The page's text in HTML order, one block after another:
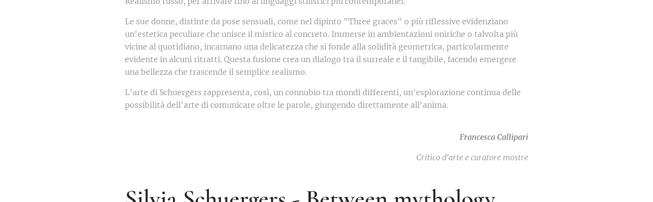
Le sue donne, distinte da pose sensuali, come nel dipinto "Three graces" o più riflessive evidenziano
un'estetica peculiare che unisce il mistico al concreto. Immerse in ambientazioni oniriche o talvolta più
vicine al quotidiano, incarnano una delicatezza che si fonde alla solidità geometrica, particolarmente
evidente in alcuni ritratti. Questa fusione crea un dialogo tra il surreale e il tangibile, facendo emergere
una bellezza che trascende il semplice realismo.
L'arte di Schuergers rappresenta, così, un connubio tra mondi differenti, un'esplorazione continua delle
possibilità dell'arte di comunicare oltre le parole, giungendo direttamente all'anima.
Francesca Callipari
Critico d'arte e curatore mostre